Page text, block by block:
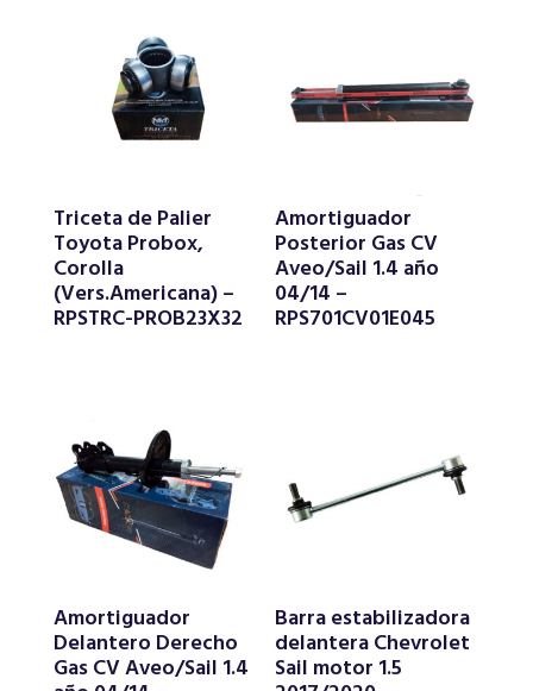
Triceta de Palier
Toyota Probox,
Corolla
(Vers.Americana) –
RPSTRC-PROB23X32
Amortiguador
Posterior Gas CV
Aveo/Sail 1.4 año
04/14 –
RPS701CV01E045
Amortiguador
Delantero Derecho
Gas CV Aveo/Sail 1.4
Barra estabilizadora
delantera Chevrolet
Sail motor 1.5